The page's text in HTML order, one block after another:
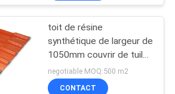
toit de résine
synthétique de largeur de
1050mm couvrir de tuiles
les feuilles espagnoles
de toit à vendre
negotiable MOQ:500 m2
CONTACT